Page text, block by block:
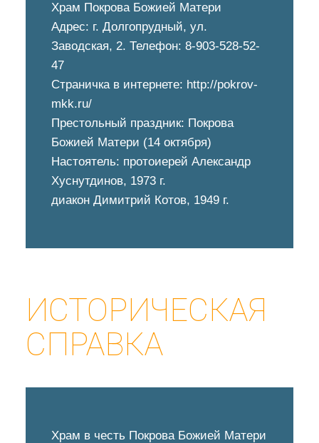
Храм Покрова Божией Матери
Адрес: г. Долгопрудный, ул.
Заводская, 2. Телефон: 8-903-528-52-
47
Страничка в интернете: http://pokrov-
mkk.ru/
Престольный праздник: Покрова
Божией Матери (14 октября)
Настоятель: протоиерей Александр
Хуснутдинов, 1973 г.
диакон Димитрий Котов, 1949 г.
ИСТОРИЧЕСКАЯ
СПРАВКА
Храм в честь Покрова Божией Матери